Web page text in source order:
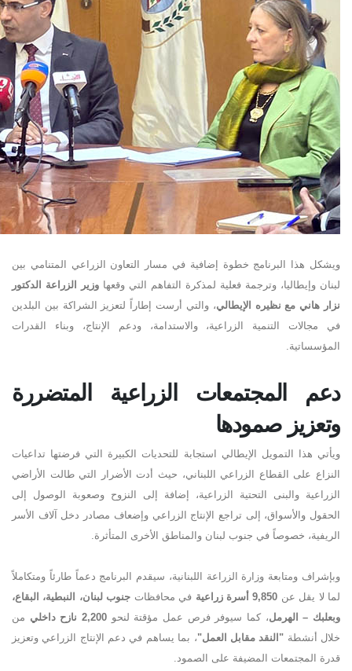
ويشكل هذا البرنامج خطوة إضافية في مسار التعاون الزراعي المتنامي بين
لبنان وإيطاليا، وترجمة فعلية لمذكرة التفاهم التي وقعها وزير الزراعة الدكتور
نزار هاني مع نظيره الإيطالي، والتي أرست إطاراً لتعزيز الشراكة بين البلدين
في مجالات التنمية الزراعية، والاستدامة، ودعم الإنتاج، وبناء القدرات
المؤسساتية
دعم المجتمعات الزراعية المتضررة
وتعزيز صمودها
ويأتي هذا التمويل الإيطالي استجابة للتحديات الكبيرة التي فرضتها تداعيات
النزاع على القطاع الزراعي اللبناني، حيث أدت الأضرار التي طالت الأراضي
الزراعية والبنى التحتية الزراعية، إضافة إلى النزوح وصعوبة الوصول إلى
الحقول والأسواق، إلى تراجع الإنتاج الزراعي وإضعاف مصادر دخل آلاف الأسر
الريفية، خصوصاً في جنوب لبنان والمناطق الأخرى المتأثرة
وبإشراف ومتابعة وزارة الزراعة اللبنانية، سيقدم البرنامج دعماً طارئاً ومتكاملاً
لما لا يقل عن 9,850 أسرة زراعية في محافظات جنوب لبنان، النبطية، البقاع،
وبعلبك – الهرمل، كما سيوفر فرص عمل مؤقتة لنحو 2,200 نازح داخلي من
خلال أنشطة "النقد مقابل العمل"، بما يساهم في دعم الإنتاج الزراعي وتعزيز
قدرة المجتمعات المضيفة على الصمود